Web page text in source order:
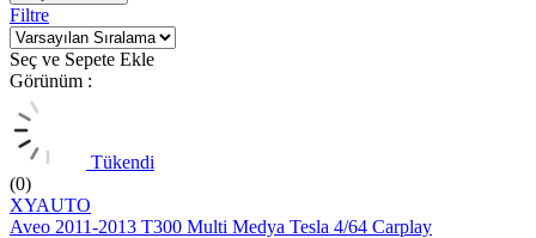
Filtre
Seç ve Sepete Ekle
Görünüm :
Tükendi
(0)
XYAUTO
Aveo 2011-2013 T300 Multi Medya Tesla 4/64 Carplay